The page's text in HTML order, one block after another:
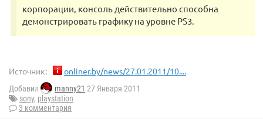
корпорации, консоль действительно способна
демонстрировать графику на уровне PS3.
Источник: onliner.by/news/27.01.2011/10....
Добавил manny21 27 Января 2011
sony, playstation
3 комментария